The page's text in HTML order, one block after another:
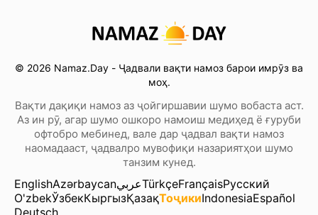
© 2026 Namaz.Day - Ҷадвали вақти намоз барои имрӯз ва
моҳ.
Вақти дақиқи намоз аз ҷойгиршавии шумо вобаста аст.
Аз ин рӯ, агар шумо ошкоро намоиш медиҳед ё ғуруби
офтобро мебинед, вале дар ҷадвал вақти намоз
наомадааст, ҷадвалро мувофиқи назариятҳои шумо
танзим кунед.
EnglishAzərbaycanعربيTürkçeFrançaisРусский
O'zbekЎзбекКыргызҚазақТоҷикиIndonesiaEspañol